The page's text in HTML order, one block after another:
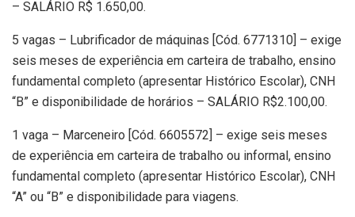
– SALÁRIO R$ 1.650,00.
5 vagas – Lubrificador de máquinas [Cód. 6771310] – exige
seis meses de experiência em carteira de trabalho, ensino
fundamental completo (apresentar Histórico Escolar), CNH
“B” e disponibilidade de horários – SALÁRIO R$2.100,00.
1 vaga – Marceneiro [Cód. 6605572] – exige seis meses
de experiência em carteira de trabalho ou informal, ensino
fundamental completo (apresentar Histórico Escolar), CNH
“A” ou “B” e disponibilidade para viagens.